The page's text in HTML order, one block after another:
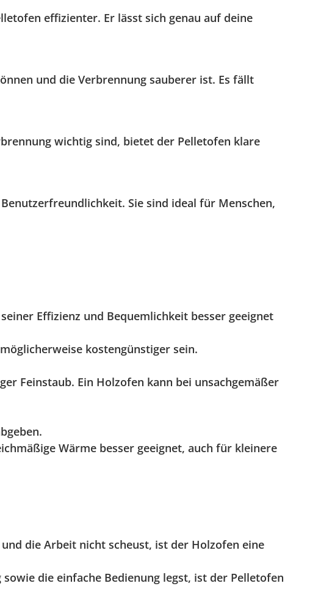
effizienter. Er lässt sich genau auf deine
und die Verbrennung sauberer ist. Es fällt
wichtig sind, bietet der Pelletofen klare
Sie sind ideal für Menschen,
Effizienz und Bequemlichkeit besser geeignet
kostengünstiger sein.
Feinstaub. Ein Holzofen kann bei unsachgemäßer
Wärme besser geeignet, auch für kleinere
die Arbeit nicht scheust, ist der Holzofen eine
die einfache Bedienung legst, ist der Pelletofen